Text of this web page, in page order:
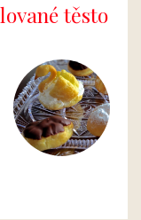
těsto